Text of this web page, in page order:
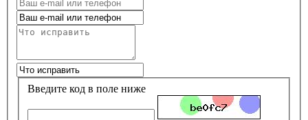
Введите код в поле ниже